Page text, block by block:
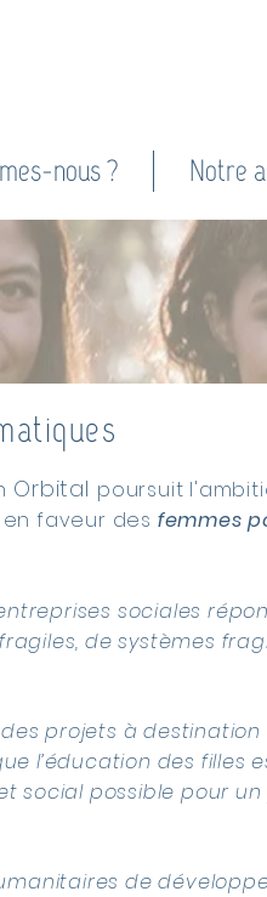
nous ? Notre
Orbital poursuit
en faveur des femmes
sociales
de systèmes
projets à destination
l’éducation des filles
social possible pour un
de